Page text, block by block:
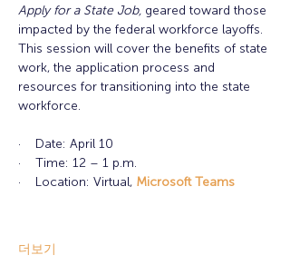
Apply for a State Job, geared toward those
impacted by the federal workforce layoffs.
This session will cover the benefits of state
work, the application process and
resources for transitioning into the state
workforce.
·    Date: April 10
·    Time: 12 – 1 p.m.
·    Location: Virtual, Microsoft Teams
더보기